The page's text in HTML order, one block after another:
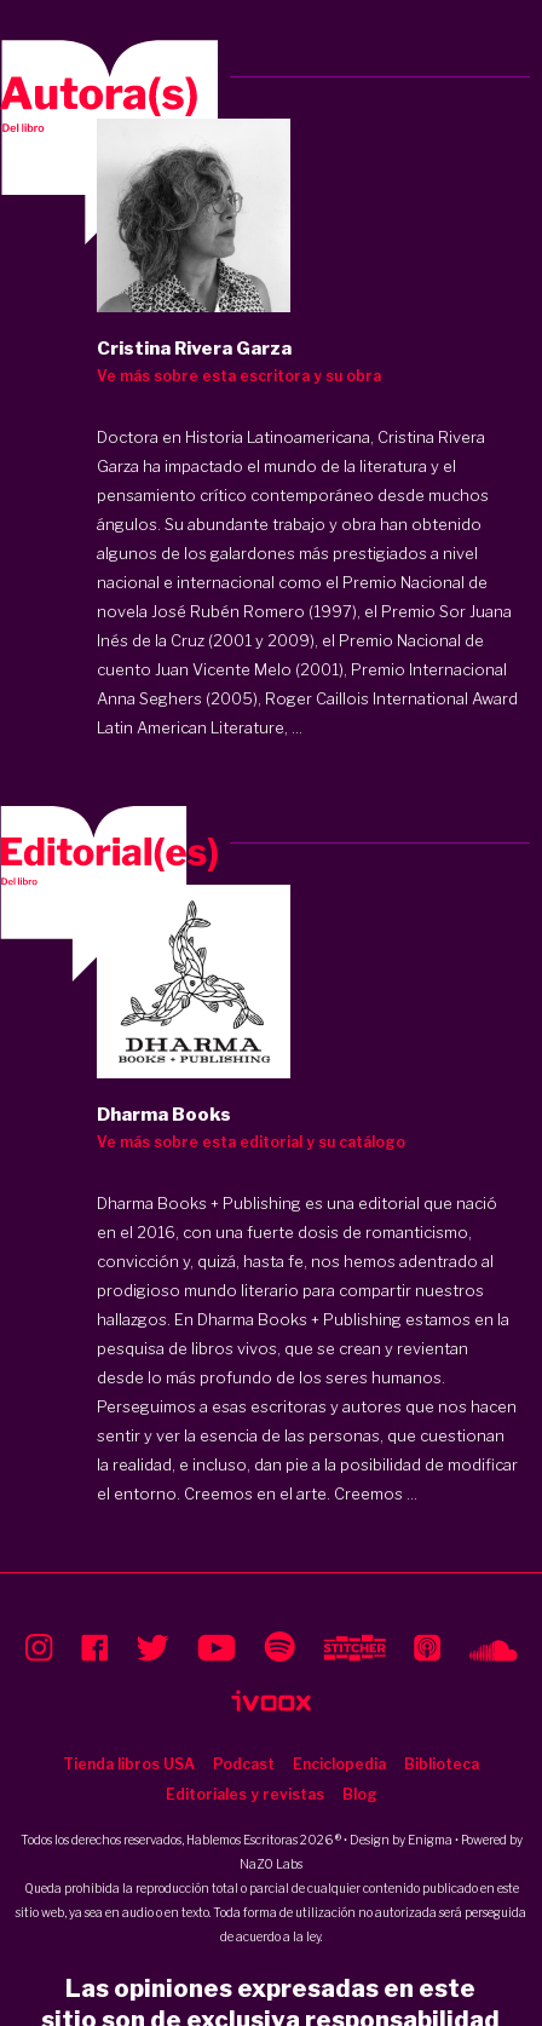
Cristina Rivera Garza
Ve más sobre esta escritora y su obra
Doctora en Historia Latinoamericana, Cristina Rivera
Garza ha impactado el mundo de la literatura y el
pensamiento crítico contemporáneo desde muchos
ángulos. Su abundante trabajo y obra han obtenido
algunos de los galardones más prestigiados a nivel
nacional e internacional como el Premio Nacional de
novela José Rubén Romero (1997), el Premio Sor Juana
Inés de la Cruz (2001 y 2009), el Premio Nacional de
cuento Juan Vicente Melo (2001), Premio Internacional
Anna Seghers (2005), Roger Caillois International Award
Latin American Literature, ...
Dharma Books
Ve más sobre esta editorial y su catálogo
Dharma Books + Publishing es una editorial que nació
en el 2016, con una fuerte dosis de romanticismo,
convicción y, quizá, hasta fe, nos hemos adentrado al
prodigioso mundo literario para compartir nuestros
hallazgos. En Dharma Books + Publishing estamos en la
pesquisa de libros vivos, que se crean y revientan
desde lo más profundo de los seres humanos.
Perseguimos a esas escritoras y autores que nos hacen
sentir y ver la esencia de las personas, que cuestionan
la realidad, e incluso, dan pie a la posibilidad de modificar
el entorno. Creemos en el arte. Creemos ...
Tienda libros USA Podcast Enciclopedia
Biblioteca
Editoriales y revistas
Blog
Todos los derechos reservados, Hablemos Escritoras 2026 ® • Design by Enigma • Powered by
NaZO Labs
Queda prohibida la reproducción total o parcial de cualquier contenido publicado en este
sitio web, ya sea en audio o en texto. Toda forma de utilización no autorizada será perseguida
de acuerdo a la ley.
Las opiniones expresadas en este
sitio son de exclusiva responsabilidad